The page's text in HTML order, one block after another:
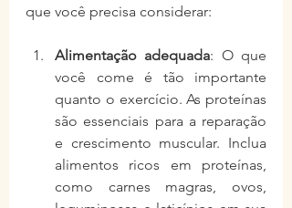
que você precisa considerar:
Alimentação adequada: O que
você come é tão importante
quanto o exercício. As proteínas
são essenciais para a reparação
e crescimento muscular. Inclua
alimentos ricos em proteínas,
como carnes magras, ovos,